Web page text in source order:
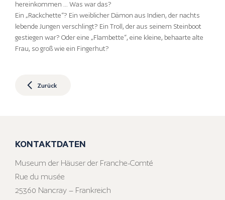
hereinkommen … Was war das?
Ein „Rackchette“? Ein weiblicher Dämon aus Indien, der nachts
lebende Jungen verschlingt? Ein Troll, der aus seinem Steinboot
gestiegen war? Oder eine „Flambette“, eine kleine, behaarte alte
Frau, so groß wie ein Fingerhut?
Zurück
KONTAKTDATEN
Museum der Häuser der Franche-Comté
Rue du musée
25360 Nancray – Frankreich